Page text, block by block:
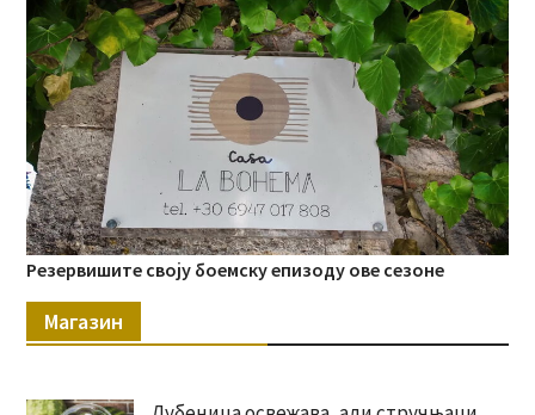
Резервишите своју боемску епизоду ове сезоне
Магазин